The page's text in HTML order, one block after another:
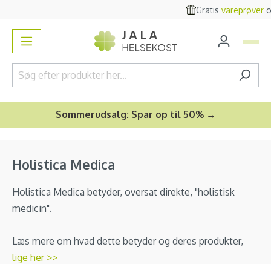
bonusgave
Sommerudsalg: Spar op til 50% →
Holistica Medica
Holistica Medica betyder, oversat direkte, "holistisk
medicin".
Læs mere om hvad dette betyder og deres produkter,
lige her >>